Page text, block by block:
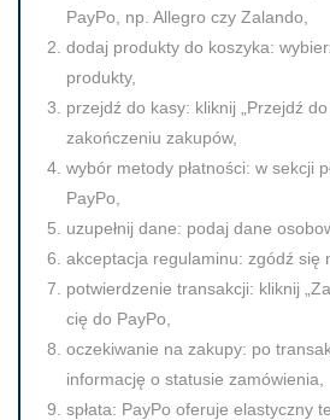
PayPo, np. Allegro czy Zalando,
dodaj produkty do koszyka:
produkty,
przejdź do kasy: kliknij „Przejdź
zakończeniu zakupów,
wybór metody płatności: w sekcji
PayPo,
uzupełnij dane: podaj dane
akceptacja regulaminu: zgódź się
potwierdzenie transakcji: kliknij
cię do PayPo,
oczekiwanie na zakupy: po
informację o statusie zamówienia,
spłata: PayPo oferuje elastyczny